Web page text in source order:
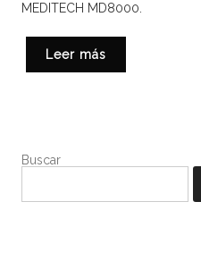
MEDITECH MD8000.
Leer más
Buscar